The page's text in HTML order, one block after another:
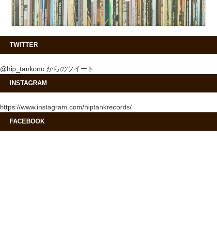
TWITTER
@hip_tankono からのツイート
INSTAGRAM
https://www.instagram.com/hiptankrecords/
FACEBOOK